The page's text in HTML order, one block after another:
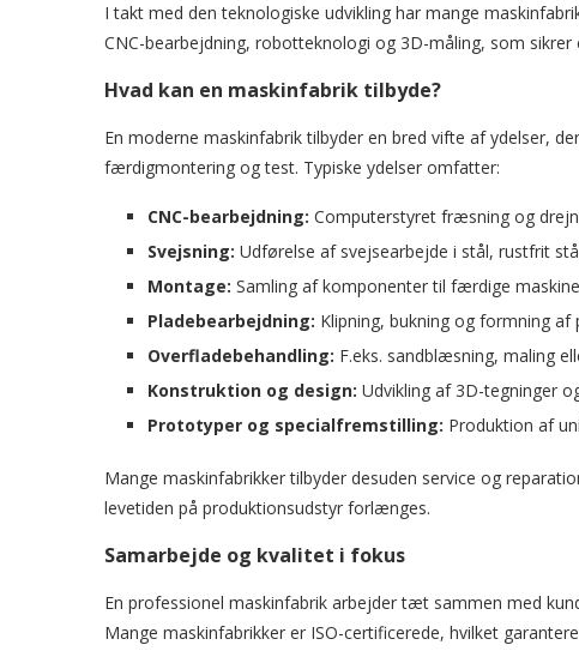
I takt med den teknologiske udvikling har mange
CNC-bearbejdning, robotteknologi og 3D-måling, som
Hvad kan en maskinfabrik tilbyde?
En moderne maskinfabrik tilbyder en bred vifte af ydelser,
færdigmontering og test. Typiske ydelser omfatter:
CNC-bearbejdning: Computerstyret fræsning og
Svejsning: Udførelse af svejsearbejde i stål, rustfrit
Montage: Samling af komponenter til færdige
Pladebearbejdning: Klipning, bukning og formning af
Overfladebehandling: F.eks. sandblæsning, maling
Konstruktion og design: Udvikling af 3D-tegninger
Prototyper og specialfremstilling: Produktion af
Mange maskinfabrikker tilbyder desuden service og
levetiden på produktionsudstyr forlænges.
Samarbejde og kvalitet i fokus
En professionel maskinfabrik arbejder tæt sammen med
Mange maskinfabrikker er ISO-certificerede, hvilket